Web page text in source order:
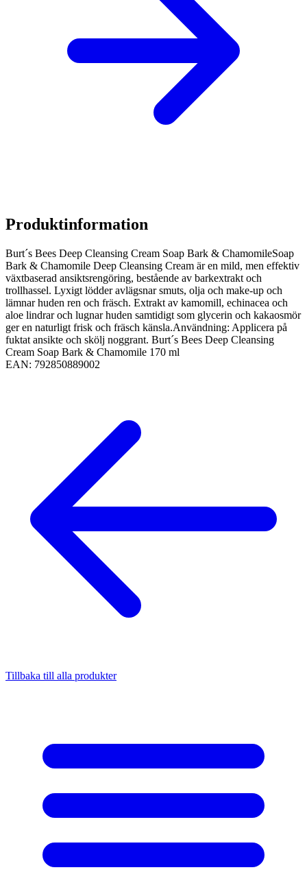
Produktinformation
Burt´s Bees Deep Cleansing Cream Soap Bark & ChamomileSoap
Bark & Chamomile Deep Cleansing Cream är en mild, men effektiv
växtbaserad ansiktsrengöring, bestående av barkextrakt och
trollhassel. Lyxigt lödder avlägsnar smuts, olja och make-up och
lämnar huden ren och fräsch. Extrakt av kamomill, echinacea och
aloe lindrar och lugnar huden samtidigt som glycerin och kakaosmör
ger en naturligt frisk och fräsch känsla.Användning: Applicera på
fuktat ansikte och skölj noggrant. Burt´s Bees Deep Cleansing
Cream Soap Bark & Chamomile 170 ml
EAN: 792850889002
Tillbaka till alla produkter